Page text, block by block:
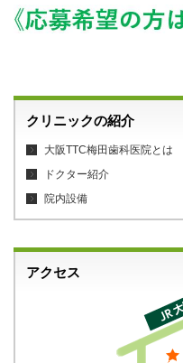
クリニックの紹介
大阪TTC梅田歯科医院とは
ドクター紹介
院内設備
アクセス